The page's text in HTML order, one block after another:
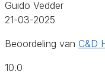
Guido Vedder
21-03-2025
Beoordeling van C&D
10.0